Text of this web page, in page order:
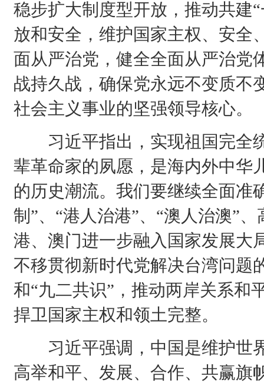
稳步扩大制度型开放，推动共建
放和安全，维护国家主权、安全
面从严治党，健全全面从严治党
战持久战，确保党永远不变质不
社会主义事业的坚强领导核心。
习近平指出，实现祖国完全
辈革命家的夙愿，是海内外中华
的历史潮流。我们要继续全面准
制”、“港人治港”、“澳人治澳”
港、澳门进一步融入国家发展大
不移贯彻新时代党解决台湾问题
和“九二共识”，推动两岸关系和
捍卫国家主权和领土完整。
习近平强调，中国是维护世
高举和平、发展、合作、共赢旗